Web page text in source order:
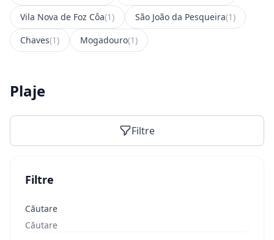
Vila Nova de Foz Côa(1) São João da Pesqueira(1)
Chaves(1) Mogadouro(1)
Plaje
Filtre
Filtre
Căutare